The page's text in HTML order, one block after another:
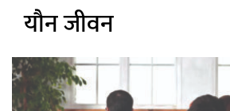
यौन जीवन